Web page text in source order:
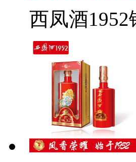
西凤酒1952